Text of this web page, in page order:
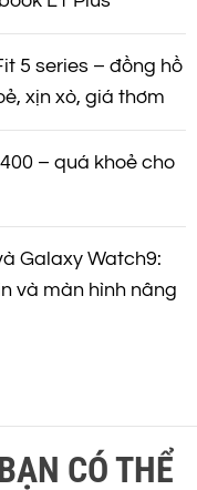
5 series – đồng hồ
xịn xò, giá thơm
– quá khoẻ cho
Galaxy Watch9:
và màn hình nâng
CÓ THỂ